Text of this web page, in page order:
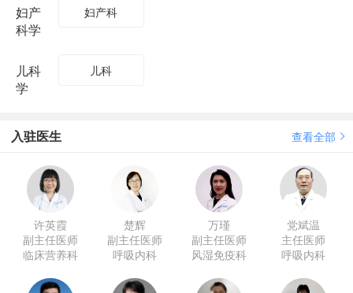
妇产
科学
妇产科
儿科
学
儿科
入驻医生 查看全部
许英霞
副主任医师
临床营养科
楚辉
副主任医师
呼吸内科
万瑾
副主任医师
风湿免疫科
党斌温
主任医师
呼吸内科